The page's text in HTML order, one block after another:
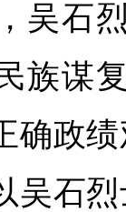
吴石
族谋
确政
吴石